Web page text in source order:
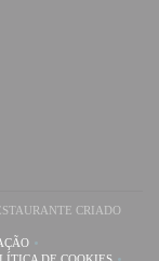
CRIADO
NOVA JANELA))
NUMA NOVA JANELA))
DE COOKIES